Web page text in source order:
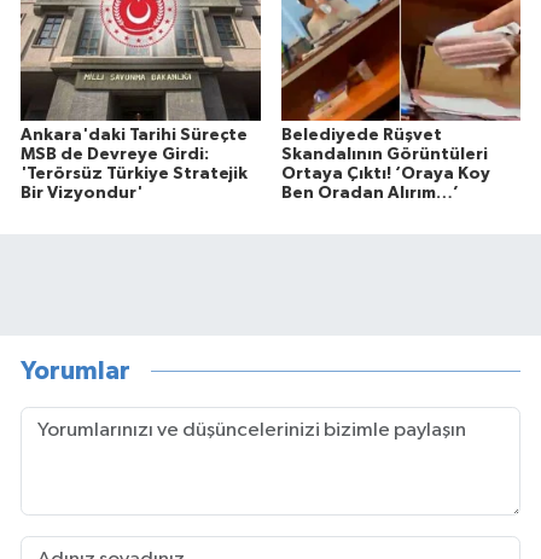
Ankara'daki Tarihi Süreçte
MSB de Devreye Girdi:
'Terörsüz Türkiye Stratejik
Bir Vizyondur'
Belediyede Rüşvet
Skandalının Görüntüleri
Ortaya Çıktı! ‘Oraya Koy
Ben Oradan Alırım…’
Yorumlar